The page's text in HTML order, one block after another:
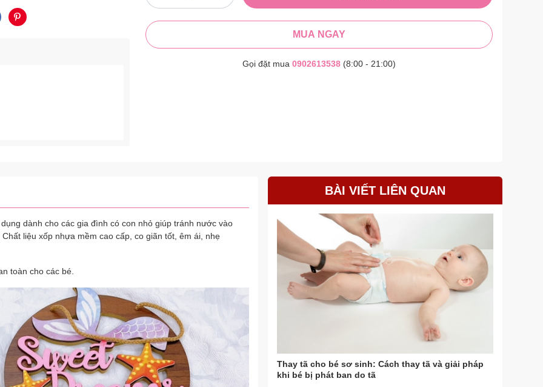
MUA NGAY
Gọi đặt mua 0902613538 (8:00 - 21:00)
dành cho các gia đình có con nhỏ giúp tránh nước vào
liệu xốp nhựa mềm cao cấp, co giãn tốt, êm ái, nhẹ
toàn cho các bé.
BÀI VIẾT LIÊN QUAN
Thay tã cho bé sơ sinh: Cách thay tã và giải pháp
khi bé bị phát ban do tã